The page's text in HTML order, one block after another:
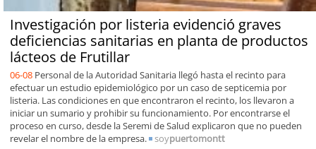
Investigación por listeria evidenció graves
deficiencias sanitarias en planta de productos
lácteos de Frutillar
06-08 Personal de la Autoridad Sanitaria llegó hasta el recinto para
efectuar un estudio epidemiológico por un caso de septicemia por
listeria. Las condiciones en que encontraron el recinto, los llevaron a
iniciar un sumario y prohibir su funcionamiento. Por encontrarse el
proceso en curso, desde la Seremi de Salud explicaron que no pueden
revelar el nombre de la empresa.
soypuertomontt